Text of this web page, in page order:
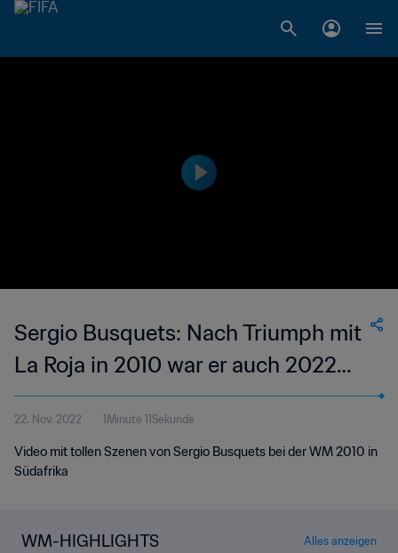
Sergio Busquets: Nach Triumph mit
La Roja in 2010 war er auch 2022
dabei
22. Nov. 2022 1Minute 11Sekunde
Video mit tollen Szenen von Sergio Busquets bei der WM 2010 in
Südafrika
WM-HIGHLIGHTS Alles anzeigen